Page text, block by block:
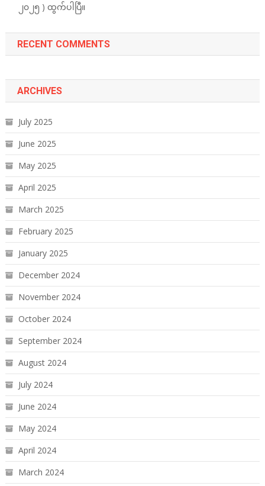
၂၀၂၅ ) ထွက်ပါပြီ။
RECENT COMMENTS
ARCHIVES
July 2025
June 2025
May 2025
April 2025
March 2025
February 2025
January 2025
December 2024
November 2024
October 2024
September 2024
August 2024
July 2024
June 2024
May 2024
April 2024
March 2024